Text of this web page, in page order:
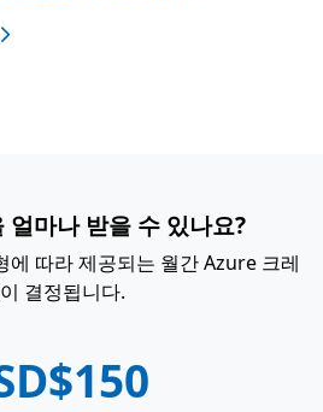
얼마나 받을 수 있나요?
따라 제공되는 월간 Azure 크레
결정됩니다.